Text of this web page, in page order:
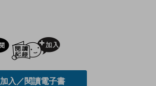
試閲
加入／閱讀電子書